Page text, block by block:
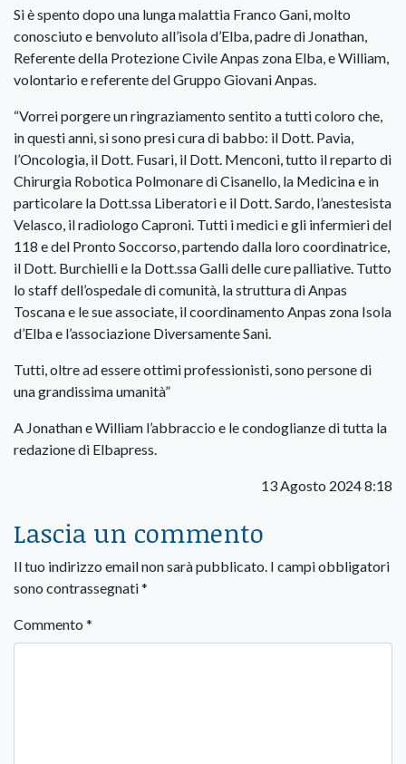
Si è spento dopo una lunga malattia Franco Gani, molto
conosciuto e benvoluto all’isola d’Elba, padre di Jonathan,
Referente della Protezione Civile Anpas zona Elba, e William,
volontario e referente del Gruppo Giovani Anpas.
“Vorrei porgere un ringraziamento sentito a tutti coloro che,
in questi anni, si sono presi cura di babbo: il Dott. Pavia,
l’Oncologia, il Dott. Fusari, il Dott. Menconi, tutto il reparto di
Chirurgia Robotica Polmonare di Cisanello, la Medicina e in
particolare la Dott.ssa Liberatori e il Dott. Sardo, l’anestesista
Velasco, il radiologo Caproni. Tutti i medici e gli infermieri del
118 e del Pronto Soccorso, partendo dalla loro coordinatrice,
il Dott. Burchielli e la Dott.ssa Galli delle cure palliative. Tutto
lo staff dell’ospedale di comunità, la struttura di Anpas
Toscana e le sue associate, il coordinamento Anpas zona Isola
d’Elba e l’associazione Diversamente Sani.
Tutti, oltre ad essere ottimi professionisti, sono persone di
una grandissima umanità”
A Jonathan e William l’abbraccio e le condoglianze di tutta la
redazione di Elbapress.
13 Agosto 2024 8:18
Lascia un commento
Il tuo indirizzo email non sarà pubblicato. I campi obbligatori
sono contrassegnati*
Commento *